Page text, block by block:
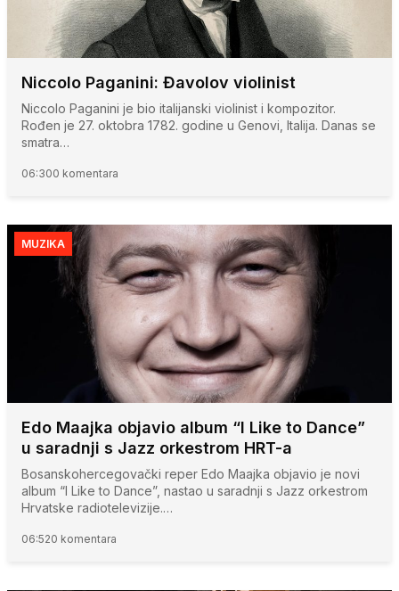
Niccolo Paganini: Đavolov violinist
Niccolo Paganini je bio italijanski violinist i kompozitor.
Rođen je 27. oktobra 1782. godine u Genovi, Italija. Danas se
smatra…
06:300 komentara
MUZIKA
Edo Maajka objavio album “I Like to Dance”
u saradnji s Jazz orkestrom HRT-a
Bosanskohercegovački reper Edo Maajka objavio je novi
album “I Like to Dance”, nastao u saradnji s Jazz orkestrom
Hrvatske radiotelevizije.…
06:520 komentara